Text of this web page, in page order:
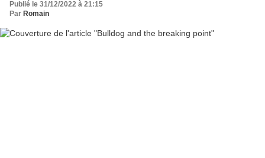
Publié le 31/12/2022 à 21:15
Par Romain